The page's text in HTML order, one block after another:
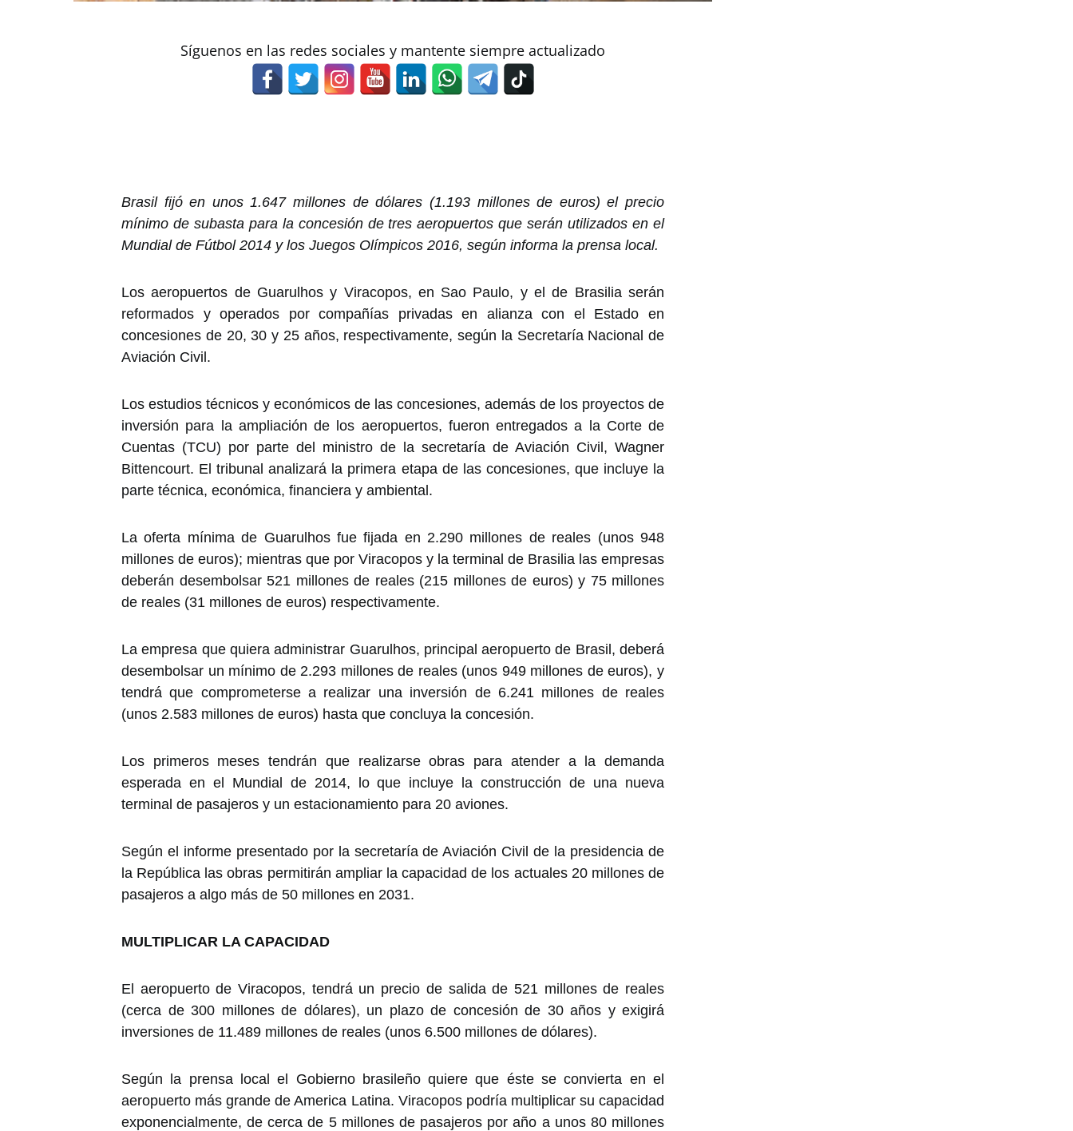
Síguenos en las redes sociales y mantente siempre actualizado
Brasil fijó en unos 1.647 millones de dólares (1.193 millones de euros) el precio
mínimo de subasta para la concesión de tres aeropuertos que serán utilizados en el
Mundial de Fútbol 2014 y los Juegos Olímpicos 2016, según informa la prensa local.
Los aeropuertos de Guarulhos y Viracopos, en Sao Paulo, y el de Brasilia serán
reformados y operados por compañías privadas en alianza con el Estado en
concesiones de 20, 30 y 25 años, respectivamente, según la Secretaría Nacional de
Aviación Civil.
Los estudios técnicos y económicos de las concesiones, además de los proyectos de
inversión para la ampliación de los aeropuertos, fueron entregados a la Corte de
Cuentas (TCU) por parte del ministro de la secretaría de Aviación Civil, Wagner
Bittencourt. El tribunal analizará la primera etapa de las concesiones, que incluye la
parte técnica, económica, financiera y ambiental.
La oferta mínima de Guarulhos fue fijada en 2.290 millones de reales (unos 948
millones de euros); mientras que por Viracopos y la terminal de Brasilia las empresas
deberán desembolsar 521 millones de reales (215 millones de euros) y 75 millones
de reales (31 millones de euros) respectivamente.
La empresa que quiera administrar Guarulhos, principal aeropuerto de Brasil, deberá
desembolsar un mínimo de 2.293 millones de reales (unos 949 millones de euros), y
tendrá que comprometerse a realizar una inversión de 6.241 millones de reales
(unos 2.583 millones de euros) hasta que concluya la concesión.
Los primeros meses tendrán que realizarse obras para atender a la demanda
esperada en el Mundial de 2014, lo que incluye la construcción de una nueva
terminal de pasajeros y un estacionamiento para 20 aviones.
Según el informe presentado por la secretaría de Aviación Civil de la presidencia de
la República las obras permitirán ampliar la capacidad de los actuales 20 millones de
pasajeros a algo más de 50 millones en 2031.
MULTIPLICAR LA CAPACIDAD
El aeropuerto de Viracopos, tendrá un precio de salida de 521 millones de reales
(cerca de 300 millones de dólares), un plazo de concesión de 30 años y exigirá
inversiones de 11.489 millones de reales (unos 6.500 millones de dólares).
Según la prensa local el Gobierno brasileño quiere que éste se convierta en el
aeropuerto más grande de America Latina. Viracopos podría multiplicar su capacidad
exponencialmente, de cerca de 5 millones de pasajeros por año a unos 80 millones